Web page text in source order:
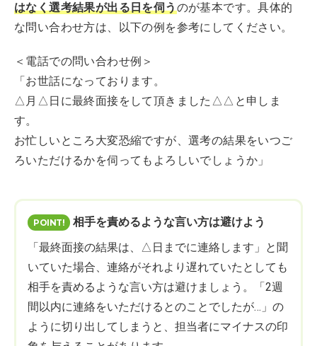
はなく選考結果が出る日を伺うのが基本です。具体的
な問い合わせ方は、以下の例を参考にしてください。
＜電話での問い合わせ例＞
「お世話になっております。
△月△日に最終面接をして頂きました△△と申しま
す。
お忙しいところ大変恐縮ですが、選考の結果をいつご
ろいただけるかを伺ってもよろしいでしょうか」
相手を責めるような言い方は避けよう
「最終面接の結果は、△日までに連絡します」と聞
いていた場合、連絡がそれより遅れていたとしても
相手を責めるような言い方は避けましょう。「2週
間以内に連絡をいただけるとのことでしたが…」の
ように切り出してしまうと、担当者にマイナスの印